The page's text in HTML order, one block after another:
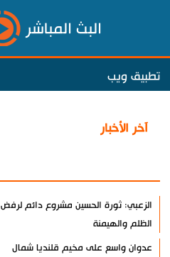
البث المباشر
تطبيق ويب
آخر الأخبار
الزعبي: ثورة الحسين مشروع دائم لرفض
الظلم والهيمنة
عدوان واسع على مخيم قلنديا شمال